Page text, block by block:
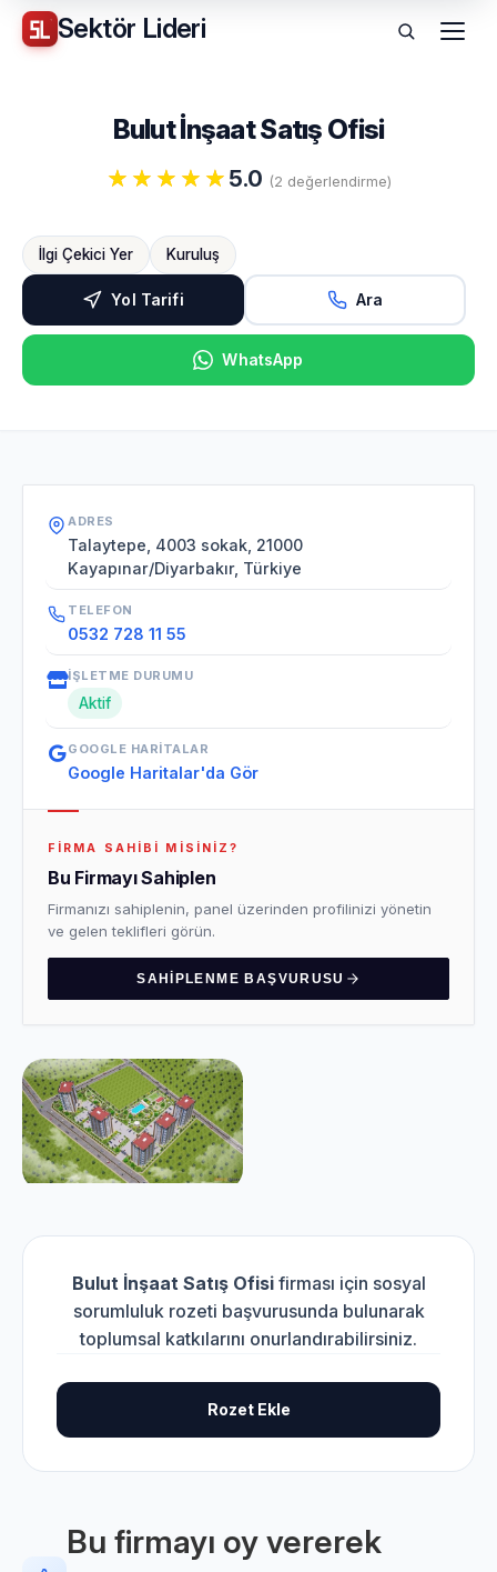
Sektör Lideri Menü
Bulut İnşaat Satış Ofisi
5.0 (2 değerlendirme)
İlgi Çekici Yer Kuruluş
Yol Tarifi Ara
WhatsApp
Bulut İnşaat Satış Ofisifirması için sosyal
sorumluluk rozeti başvurusunda bulunarak
toplumsal katkılarını onurlandırabilirsiniz.
Rozet Ekle
Bu firmayı oy vererek
ADRES
Talaytepe, 4003 sokak, 21000
Kayapınar/Diyarbakır, Türkiye
TELEFON
0532 728 11 55
İŞLETME DURUMU
Aktif
GOOGLE HARITALAR
Google Haritalar'da Gör
FIRMA SAHIBI MISINIZ?
Bu Firmayı Sahiplen
Firmanızı sahiplenin, panel üzerinden profilinizi yönetin
ve gelen teklifleri görün.
SAHIPLENME BAŞVURUSU